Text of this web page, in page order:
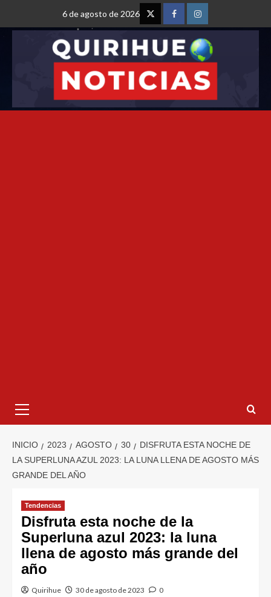
6 de agosto de 2026
INICIO 2023 AGOSTO 30
DISFRUTA ESTA NOCHE DE
LA SUPERLUNA AZUL 2023: LA LUNA LLENA DE AGOSTO MÁS
GRANDE DEL AÑO
Tendencias
Disfruta esta noche de la
Superluna azul 2023: la luna
llena de agosto más grande del
año
Quirihue 30 de agosto de 2023 0